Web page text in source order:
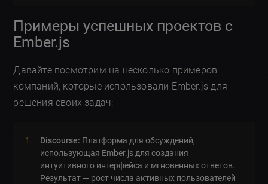
Примеры успешных проектов с
Ember.js
Давайте посмотрим на несколько примеров
компаний, которые использовали Ember.js для
решения своих задач:
Discourse: Платформа для обсуждений,
использующая Ember.js для создания
интуитивного интерфейса и мгновенных ответов.
Результат — рост числа активных пользователей